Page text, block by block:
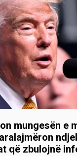
mungesën e
që zbulojnë